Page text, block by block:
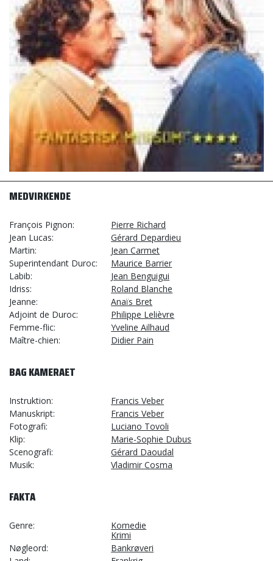
MEDVIRKENDE
François Pignon
Pierre Richard
Jean Lucas
Gérard Depardieu
Martin
Jean Carmet
Superintendant Duroc
Maurice Barrier
Labib
Jean Benguigui
Idriss
Roland Blanche
Jeanne
Anaïs Bret
Adjoint de Duroc
Philippe Lelièvre
Femme-flic
Yveline Ailhaud
Maître-chien
Didier Pain
BAG KAMERAET
Instruktion
Francis Veber
Manuskript
Francis Veber
Fotografi
Luciano Tovoli
Klip
Marie-Sophie Dubus
Scenografi
Gérard Daoudal
Musik
Vladimir Cosma
FAKTA
Genre
Komedie
Krimi
Nøgleord
Bankrøveri